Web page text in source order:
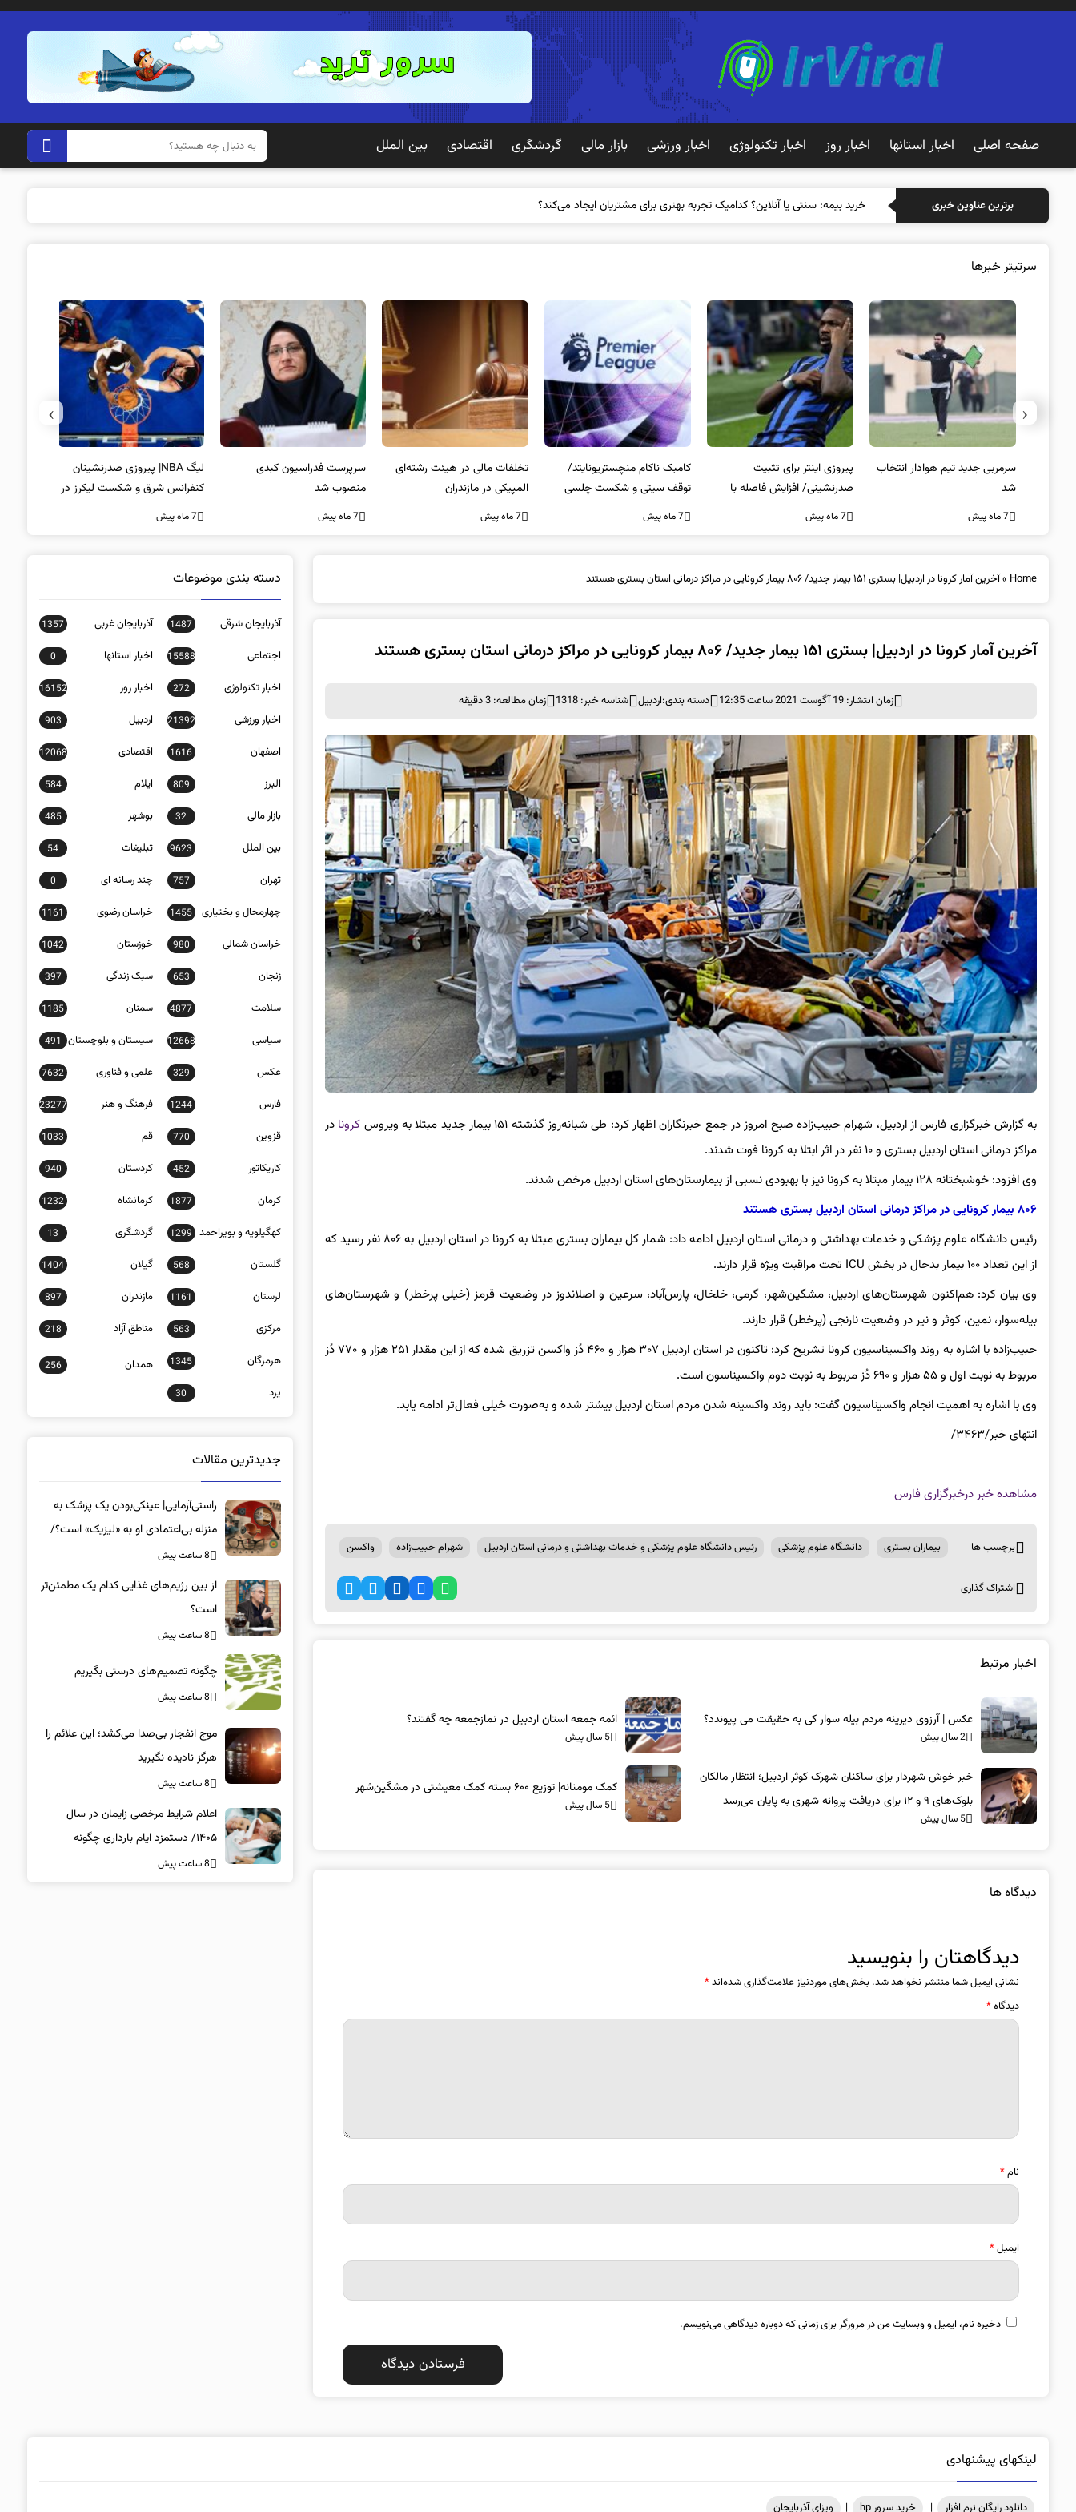
صفحه اصلی اخبار استانها اخبار روز اخبار تکنولوژی اخبار ورزشی بازار مالی گردشگری اقتصادی بین الملل
برترین عناوین خبری خرید بیمه
سرتیتر خبرها
سرمربی جدید تیم هوادار انتخاب
شد
7 ماه پیش
پیروزی اینتر برای تثبیت
صدرنشینی/ افزایش فاصله با
ناپولی
7 ماه پیش
کامبک ناکام منچستریونایتد/
توقف سیتی و شکست چلسی
7 ماه پیش
تخلفات مالی در هیئت رشته‌ای
المپیکی در مازندران
7 ماه پیش
سرپرست فدراسیون کبدی
منصوب شد
7 ماه پیش
لیگ NBA| پیروزی صدرنشینان
کنفرانس شرق و شکست لیکرز در
غیاب جیمز
7 ماه پیش
‹
›
Home
»آخرین آمار کرونا در اردبیل| بستری ۱۵۱ بیمار جدید/ ۸۰۶ بیمار کرونایی در مراکز درمانی استان بستری هستند
آخرین آمار کرونا در اردبیل| بستری ۱۵۱ بیمار جدید/ ۸۰۶ بیمار کرونایی در مراکز درمانی استان بستری هستند
زمان انتشار: 19 آگوست 2021 ساعت 12:35 دسته بندی:اردبیل شناسه خبر: 1318 زمان مطالعه: 3 دقیقه
به گزارش خبرگزاری فارس از اردبیل، شهرام حبیب‌زاده صبح امروز در جمع خبرنگاران اظهار کرد: طی شبانه‌روز گذشته ۱۵۱ بیمار جدید مبتلا به ویروس کرونا در
مراکز درمانی استان اردبیل بستری و ۱۰ نفر در اثر ابتلا به کرونا فوت شدند.
وی افزود: خوشبختانه ۱۲۸ بیمار مبتلا به کرونا نیز با بهبودی نسبی از بیمارستان‌های استان اردبیل مرخص شدند.
۸۰۶ بیمار کرونایی در مراکز درمانی استان اردبیل بستری هستند
رئیس دانشگاه علوم پزشکی و خدمات بهداشتی و درمانی استان اردبیل ادامه داد: شمار کل بیماران بستری مبتلا به کرونا در استان اردبیل به ۸۰۶ نفر رسید که
از این تعداد ۱۰۰ بیمار بدحال در بخش ICU تحت مراقبت ویژه قرار دارند.
وی بیان کرد: هم‌اکنون شهرستان‌های اردبیل، مشگین‌شهر، گرمی، خلخال، پارس‌آباد، سرعین و اصلاندوز در وضعیت قرمز (خیلی پرخطر) و شهرستان‌های
بیله‌سوار، نمین، کوثر و نیر در وضعیت نارنجی (پرخطر) قرار دارند.
حبیب‌زاده با اشاره به روند واکسیناسیون کرونا تشریح کرد: تاکنون در استان اردبیل ۳۰۷ هزار و ۴۶۰ دُز واکسن تزریق شده که از این مقدار ۲۵۱ هزار و ۷۷۰ دُز
مربوط به نوبت اول و ۵۵ هزار و ۶۹۰ دُز مربوط به نوبت دوم واکسیناسون است.
وی با اشاره به اهمیت انجام واکسیناسیون گفت: باید روند واکسینه شدن مردم استان اردبیل بیشتر شده و به‌صورت خیلی فعال‌تر ادامه یابد.
انتهای خبر/۳۴۶۳/
مشاهده خبر درخبرگزاری فارس
برچسب ها بیماران بستری دانشگاه علوم پزشکی رئیس دانشگاه علوم پزشکی و خدمات بهداشتی و درمانی استان اردبیل شهرام حبیب‌زاده واکسن
اشتراک گذاری
اخبار مرتبط
عکس | آرزوی دیرینه مردم بیله سوار کی به حقیقت می پیوندد؟
2 سال پیش
ائمه جمعه استان اردبیل در نمازجمعه چه گفتند؟
5 سال پیش
خبر خوش شهردار برای ساکنان شهرک کوثر اردبیل؛ انتظار مالکان
بلوک‌های ۹ و ۱۲ برای دریافت پروانه شهری به پایان می‌رسد
5 سال پیش
کمک مومنانه| توزیع ۶۰۰ بسته کمک معیشتی در مشگین‌شهر
5 سال پیش
دیدگاه ها
دیدگاهتان را بنویسید
نشانی ایمیل شما منتشر نخواهد شد. بخش‌های موردنیاز علامت‌گذاری شده‌اند*
دیدگاه*
نام*
ایمیل*
ذخیره نام، ایمیل و وبسایت من در مرورگر برای زمانی که دوباره دیدگاهی می‌نویسم.
دسته بندی موضوعات
آذربایجان شرقی 1487 آذربایجان غربی 1357
اجتماعی 15588 اخبار استانها 0
اخبار تکنولوژی 272 اخبار روز 16152
اخبار ورزشی 21392 اردبیل 903
اصفهان 1616 اقتصادی 12068
البرز 809 ایلام 584
بازار مالی 32 بوشهر 485
بین الملل 9623 تبلیغات 54
تهران 757 چند رسانه ای 0
چهارمحال و بختیاری 1455 خراسان رضوی 1161
خراسان شمالی 980 خوزستان 1042
زنجان 653 سبک زندگی 397
سلامت 4877 سمنان 1185
سیاسی 12668 سیستان و بلوچستان 491
عکس 329 علمی و فناوری 7632
فارس 1244 فرهنگ و هنر 23277
قزوین 770 قم 1033
کاریکاتور 452 کردستان 940
کرمان 1877 کرمانشاه 1232
کهگیلویه و بویراحمد 1299 گردشگری 13
گلستان 568 گیلان 1404
لرستان 1161 مازندران 897
مرکزی 563 مناطق آزاد 218
هرمزگان 1345 همدان 256
یزد 30
جدیدترین مقالات
راستی‌آزمایی| عینکی‌بودن یک پزشک به
منزله بی‌اعتمادی او به «لیزیک» است؟/
جراحان، چشم فرزندان خود را لیزیک
می‌کنند؟
8 ساعت پیش
از بین رژیم‌های غذایی کدام یک مطمئن‌تر
است؟‌
8 ساعت پیش
چگونه تصمیم‌های درستی بگیریم
8 ساعت پیش
موج انفجار بی‌صدا می‌کشد؛ این علائم را
هرگز نادیده نگیرید
8 ساعت پیش
اعلام شرایط مرخصی زایمان در سال
۱۴۰۵/ دستمزد ایام بارداری چگونه
پرداخت می‌شود؟
8 ساعت پیش
لینکهای پیشنهادی
دانلود رایگان نرم افزار | خرید سرور hp | ویزای آذربایجان